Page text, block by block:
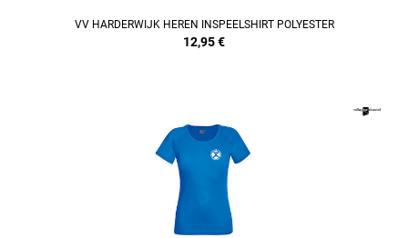
VV HARDERWIJK HEREN INSPEELSHIRT POLYESTER
12,95€